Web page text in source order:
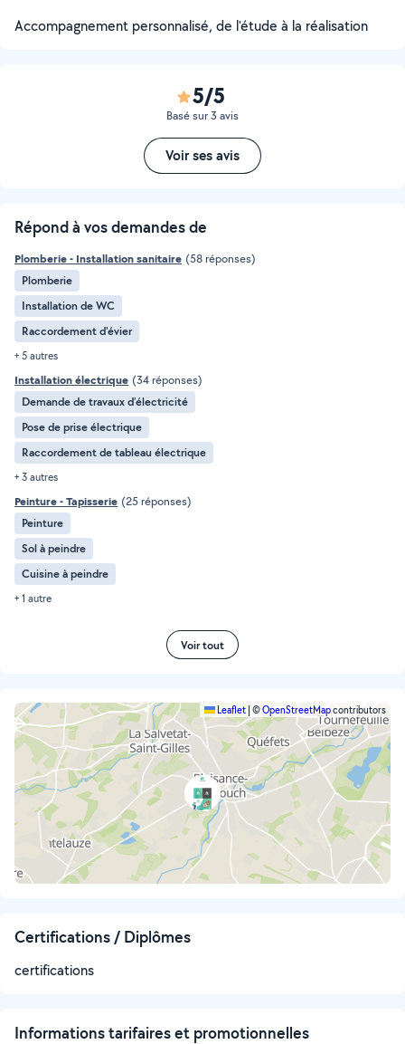
Accompagnement personnalisé, de l'étude à la réalisation
5/5
Basé sur 3 avis
Voir ses avis
Répond à vos demandes de
Plomberie - Installation sanitaire (58 réponses)
Plomberie
Installation de WC
Raccordement d'évier
+ 5 autres
Installation électrique (34 réponses)
Demande de travaux d’électricité
Pose de prise électrique
Raccordement de tableau électrique
+ 3 autres
Peinture - Tapisserie (25 réponses)
Peinture
Sol à peindre
Cuisine à peindre
+ 1 autre
Voir tout
Leaflet ©OpenStreetMapcontributors
Certifications / Diplômes
certifications
Informations tarifaires et promotionnelles